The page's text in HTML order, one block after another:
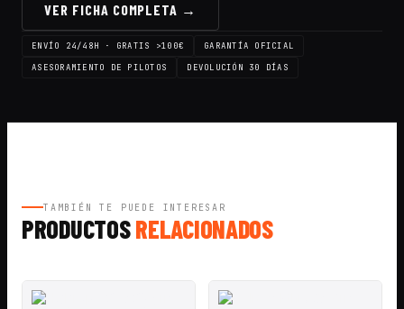
VER FICHA COMPLETA →
ENVÍO 24/48H · GRATIS >100€
GARANTÍA OFICIAL
ASESORAMIENTO DE PILOTOS
DEVOLUCIÓN 30 DÍAS
TAMBIÉN TE PUEDE INTERESAR
PRODUCTOSRELACIONADOS